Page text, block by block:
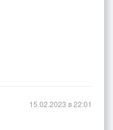
15.02.2023 в 22:01